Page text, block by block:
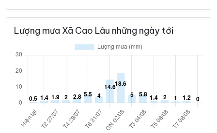
Lượng mưa Xã Cao Lâu những ngày tới